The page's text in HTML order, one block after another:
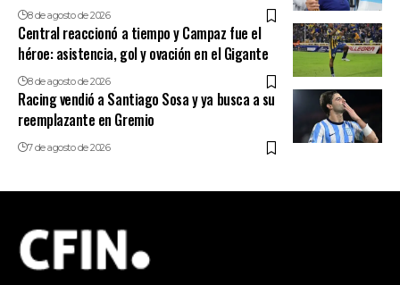
8 de agosto de 2026
Central reaccionó a tiempo y Campaz fue el
héroe: asistencia, gol y ovación en el Gigante
8 de agosto de 2026
Racing vendió a Santiago Sosa y ya busca a su
reemplazante en Gremio
7 de agosto de 2026